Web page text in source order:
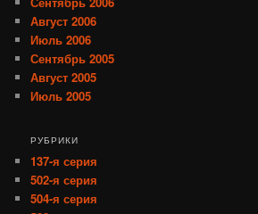
Август 2006
Июль 2006
Сентябрь 2005
Август 2005
Июль 2005
РУБРИКИ
137-я серия
502-я серия
504-я серия